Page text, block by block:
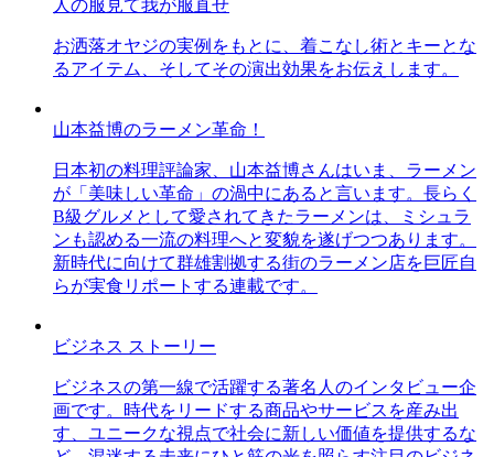
人の服見て我が服直せ
お洒落オヤジの実例をもとに、着こなし術とキーとな
るアイテム、そしてその演出効果をお伝えします。
山本益博のラーメン革命！
日本初の料理評論家、山本益博さんはいま、ラーメン
が「美味しい革命」の渦中にあると言います。長らく
B級グルメとして愛されてきたラーメンは、ミシュラ
ンも認める一流の料理へと変貌を遂げつつあります。
新時代に向けて群雄割拠する街のラーメン店を巨匠自
らが実食リポートする連載です。
ビジネス ストーリー
ビジネスの第一線で活躍する著名人のインタビュー企
画です。時代をリードする商品やサービスを産み出
す、ユニークな視点で社会に新しい価値を提供するな